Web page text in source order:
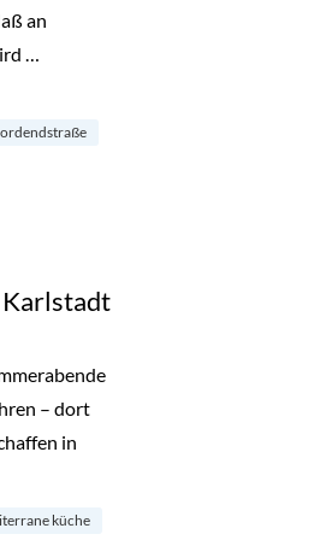
an
…
Karlstadt
– dort
in
in der Karlstadt“
küche